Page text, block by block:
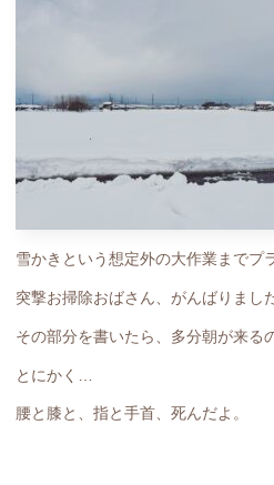
雪かきという想定外の大作業までプ
突撃お掃除おばさん、がんばりまし
その部分を書いたら、多分朝が来る
とにかく…
腰と膝と、指と手首、死んだよ。